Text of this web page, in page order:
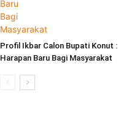
Profil Ikbar Calon Bupati Konut :
Harapan Baru Bagi Masyarakat